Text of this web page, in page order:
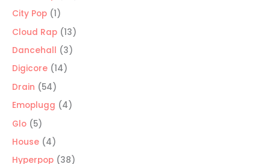
City Pop 11
producto
Cloud Rap 1313
productos
Dancehall 33
Digicore 1414
Drain 5454
productos
Emoplugg 44
Glo 55
productos
House 44
productos
Hyperpop 3838